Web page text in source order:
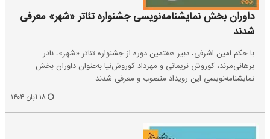
داوران بخش ‌نمایشنامه‌نویسی جشنواره تئاتر «شهر» معرفی
شدند
با حکم امین اشرفی، دبیر هفتمین دوره از جشنواره تئاتر «شهر»، نادر
برهانی‌مرند، کوروش نریمانی و مهرداد کوروش‌نیا به‌عنوان داوران بخش
‌نمایشنامه‌نویسی این رویداد منصوب و معرفی شدند.